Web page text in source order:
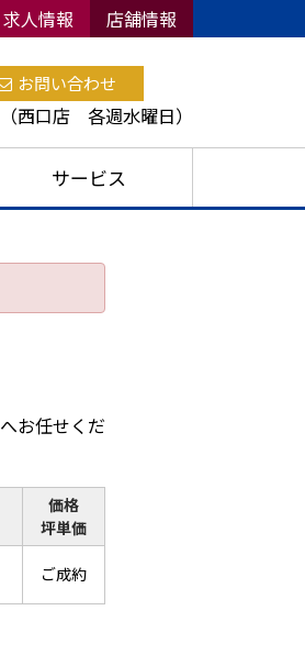
求人情報 店舗情報
お問い合わせ
西口店 各週水曜日）
サービス
お任せくだ
価格
坪単価
ご成約